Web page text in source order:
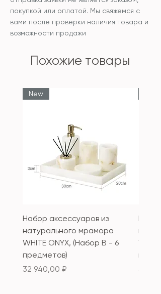
покупкой или оплатой. Мы свяжемся с
вами после проверки наличия товара и
возможности продажи
Похожие товары
New
Набор аксессуаров из
натурального мрамора
WHITE ONYX, (Набор B - 6
предметов)
Цена
32 940,00 ₽